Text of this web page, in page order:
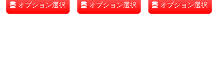
オプション選択 オプション選択 オプション選択